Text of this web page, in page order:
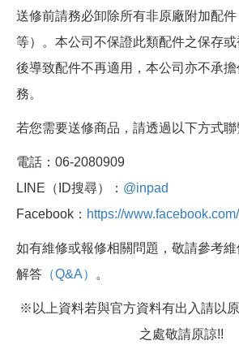
送修前請務必卸除所有非原廠附加配
等）。本公司不保證此類配件之保存
後導致配件不再適用，本公司亦不承
務。
若您需要送修商品，請透過以下方式聯
電話：06-2080909
LINE（ID搜尋）： @inpad
Facebook： https://
如有維修或報修相關問題，敬請參考
解答 （Q&A） 。
※以上資料若與官方資料有出入請以
之處敬請原諒!!